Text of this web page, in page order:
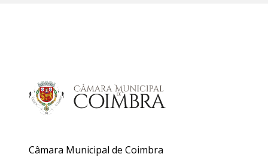
Câmara Municipal de Coimbra